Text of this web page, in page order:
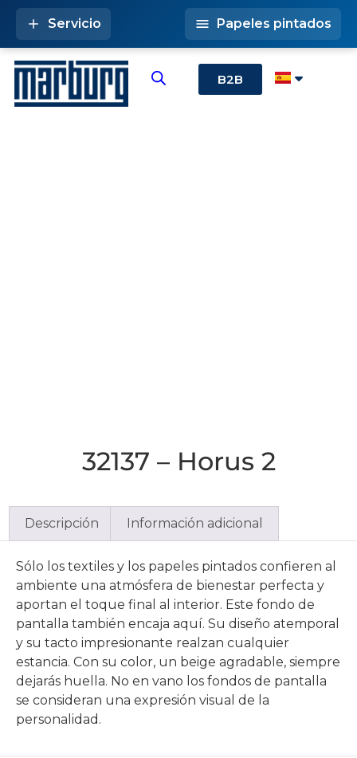
B2B
Servicio Papeles pintados
32137 – Horus 2
Descripción Información adicional
Sólo los textiles y los papeles pintados confieren al
ambiente una atmósfera de bienestar perfecta y
aportan el toque final al interior. Este fondo de
pantalla también encaja aquí. Su diseño atemporal
y su tacto impresionante realzan cualquier
estancia. Con su color, un beige agradable, siempre
dejarás huella. No en vano los fondos de pantalla
se consideran una expresión visual de la
personalidad.